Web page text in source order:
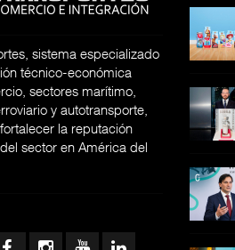
sistema especializado
técnico-económica
sectores marítimo,
y autotransporte,
la reputación
sector en América del
Lala Yomi® y Toy Story
Industria tequilera presenta
l
28 JUL 2026
Toyota GR Yaris Aero
MG GO! y MG Cyber
Concept: Los
21 JUL 2026